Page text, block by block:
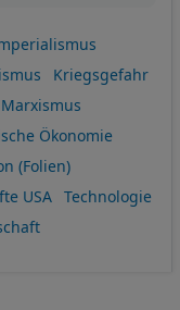
Kriegsgefahr
Marxismus
Ökonomie
(Folien)
USA
Technologie